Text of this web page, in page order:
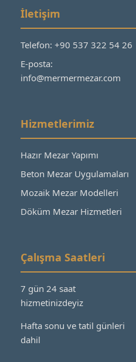
İletişim
Telefon: +90 537 322 54 26
E-posta:
info@mermermezar.com
Hizmetlerimiz
Hazır Mezar Yapımı
Beton Mezar Uygulamaları
Mozaik Mezar Modelleri
Döküm Mezar Hizmetleri
Çalışma Saatleri
7 gün 24 saat
hizmetinizdeyiz
Hafta sonu ve tatil günleri
dahil